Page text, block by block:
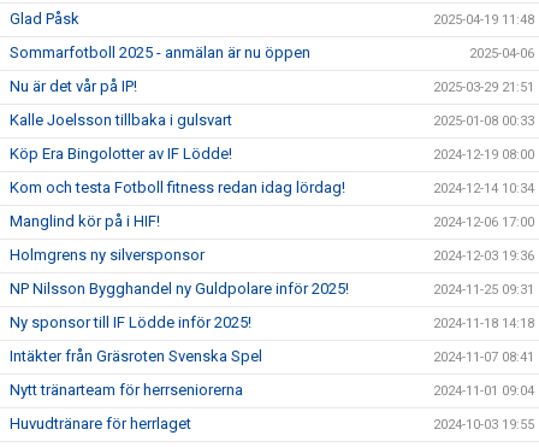
Glad Påsk 2025-04-19 11:48
Sommarfotboll 2025 - anmälan är nu öppen 2025-04-06
Nu är det vår på IP! 2025-03-29 21:51
Kalle Joelsson tillbaka i gulsvart 2025-01-08 00:33
Köp Era Bingolotter av IF Lödde! 2024-12-19 08:00
Kom och testa Fotboll fitness redan idag lördag! 2024-12-14 10:34
Manglind kör på i HIF! 2024-12-06 17:00
Holmgrens ny silversponsor 2024-12-03 19:36
NP Nilsson Bygghandel ny Guldpolare inför 2025! 2024-11-25 09:31
Ny sponsor till IF Lödde inför 2025! 2024-11-18 14:18
Intäkter från Gräsroten Svenska Spel 2024-11-07 08:41
Nytt tränarteam för herrseniorerna 2024-11-01 09:04
Huvudtränare för herrlaget 2024-10-03 19:55